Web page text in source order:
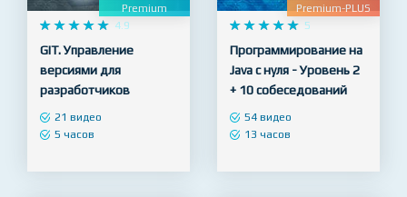
Premium
    
     4.9
GIT. Управление
версиями для
разработчиков
21 видео
5 часов
Premium-PLUS
    
     5
Программирование на
Java с нуля - Уровень 2
+ 10 собеседований
54 видео
13 часов